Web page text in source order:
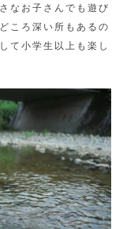
なお子さんでも遊び
ころ深い所もあるの
て小学生以上も楽し